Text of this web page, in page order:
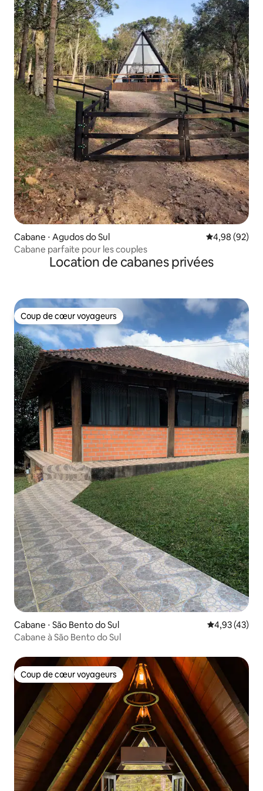
Cabane ⋅ Agudos do Sul Évaluation
4,98 (92)
Cabane parfaite pour les couples
Location de cabanes privées
Coup de cœur voyageurs
Coup de cœur voyageurs
Cabane ⋅ São Bento do Sul Évaluation
4,93 (43)
Cabane à São Bento do Sul
Coup de cœur voyageurs
Coup de cœur voyageurs